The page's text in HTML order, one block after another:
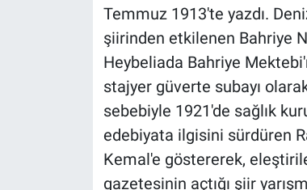
Temmuz 1913'te yazdı.
şiirinden etkilenen Bahriye
Heybeliada Bahriye
stajyer güverte subayı
sebebiyle 1921'de sağlık
edebiyata ilgisini sürdüren
Kemal'e göstererek,
gazetesinin açtığı şiir
Canlı Yayın